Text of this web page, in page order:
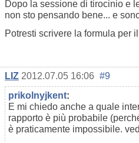
Dopo la sessione di tirocinio e
non sto pensando bene... e
Potresti scrivere la formula per
LIZ 2012.07.05 16:06 #9
prikolnyjkent:
E mi chiedo anche a quale
rapporto è più probabile
è praticamente impossibile.